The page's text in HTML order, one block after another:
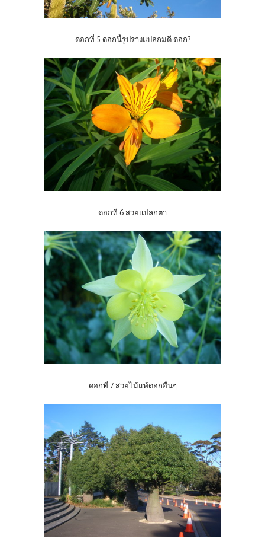
ดอกที่ 5 ดอกนี้รูปร่างแปลกมดี ดอก?
ดอกที่ 6 สวยแปลกตา
ดอกที่ 7 สวยไม้แพ้ดอกอื่นๆ